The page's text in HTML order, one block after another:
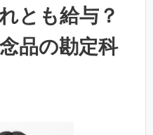
とも給与？
品の勘定科